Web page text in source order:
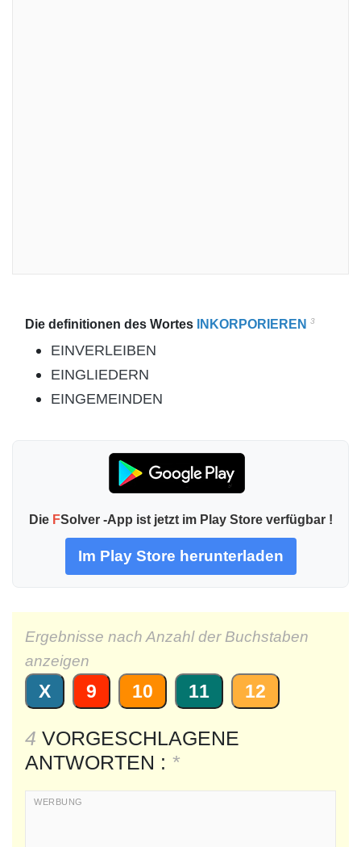
Die definitionen des Wortes INKORPORIEREN 3
EINVERLEIBEN
EINGLIEDERN
EINGEMEINDEN
Die FSolver -App ist jetzt im Play Store verfügbar !
Im Play Store herunterladen
Ergebnisse nach Anzahl der Buchstaben
anzeigen
X 9 10 11 12
4 VORGESCHLAGENE
ANTWORTEN : *